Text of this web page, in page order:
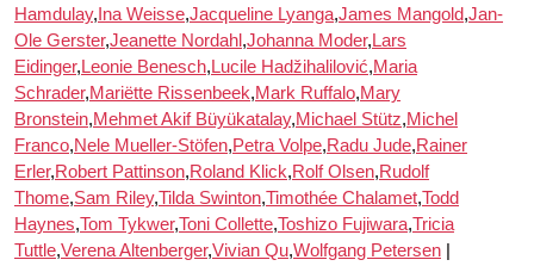
Hamdulay, Ina Weisse,Jacqueline Lyanga,James Mangold,Jan-
Ole Gerster,Jeanette Nordahl ,Johanna Moder,Lars
Eidinger,Leonie Benesch,Lucile Hadžihalilović,Maria
Schrader,Mariëtte Rissenbeek,Mark Ruffalo,Mary
Bronstein,Mehmet Akif Büyükatalay,Michael Stütz,Michel
Franco,Nele Mueller-Stöfen,Petra Volpe,Radu Jude,Rainer
Erler,Robert Pattinson,Roland Klick,Rolf Olsen,Rudolf
Thome,Sam Riley,Tilda Swinton,Timothée Chalamet,Todd
Haynes,Tom Tykwer,Toni Collette,Toshizo Fujiwara,Tricia
Tuttle,Verena Altenberger,Vivian Qu,Wolfgang Petersen